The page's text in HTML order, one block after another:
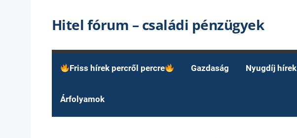
Hitel fórum – családi pénzügyek
Friss hírek percről percre Gazdaság Nyugdíj hírek
Árfolyamok